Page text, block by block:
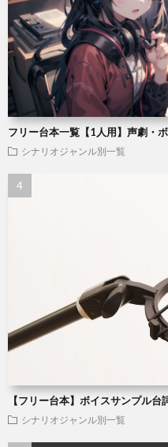
フリー台本一覧【1人用】声劇・
シナリオジャンル別一覧
【フリー台本】ボイスサンプル台
シナリオジャンル別一覧